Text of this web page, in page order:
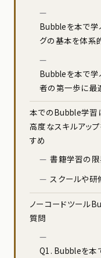
Bubbleを本で学
グの基本を体系
Bubbleを本で学
者の第一歩に最
本でのBubble学習
高度なスキルアッ
すめ
書籍学習の限
スクールや研
ノーコードツール
質問
Q1. Bubbleを本